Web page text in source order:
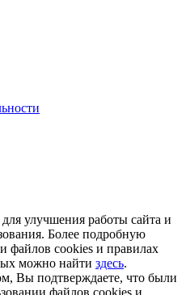
улучшения работы сайта и
Более подробную
файлов cookies и правилах
можно найти здесь.
Вы подтверждаете, что были
файлов cookies и